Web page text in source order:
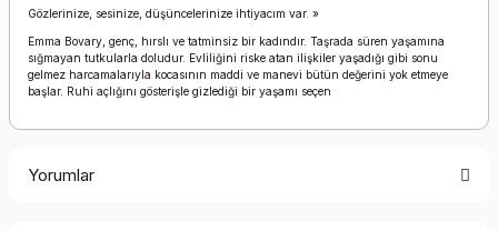
Gözlerinize, sesinize, düşüncelerinize ihtiyacım var. »
Emma Bovary, genç, hırslı ve tatminsiz bir kadındır. Taşrada süren yaşamına
sığmayan tutkularla doludur. Evliliğini riske atan ilişkiler yaşadığı gibi sonu
gelmez harcamalarıyla kocasının maddi ve manevi bütün değerini yok etmeye
başlar. Ruhi açlığını gösterişle gizlediği bir yaşamı seçen
Yorumlar